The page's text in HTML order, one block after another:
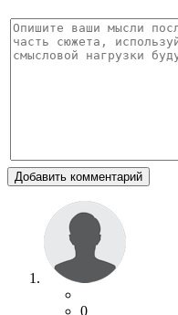
Добавить комментарий
0